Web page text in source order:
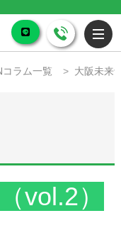
コラム一覧 大阪未来
vol.2）